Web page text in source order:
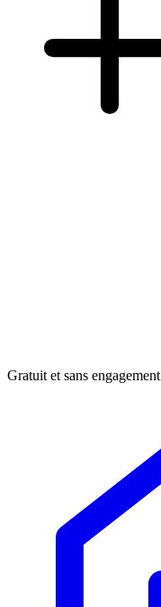
Gratuit et sans engagement